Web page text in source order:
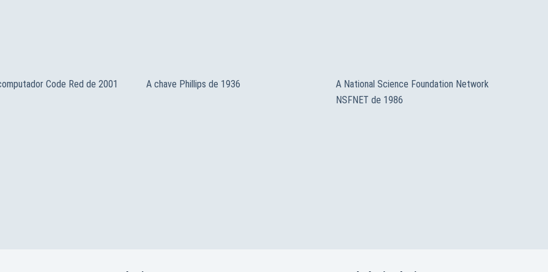
Code Red de 2001 A chave Phillips de 1936
A National Science Foundation Network
NSFNET de 1986